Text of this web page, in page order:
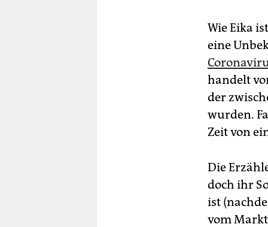
Wie Eika
eine
handelt
der
wurden.
Zeit von
Die
doch ihr
ist
vom